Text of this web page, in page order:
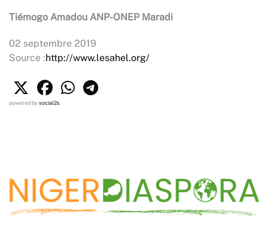
Tiémogo Amadou ANP-ONEP Maradi
02 septembre 2019
Source :http://www.lesahel.org/
powered bysocial2s